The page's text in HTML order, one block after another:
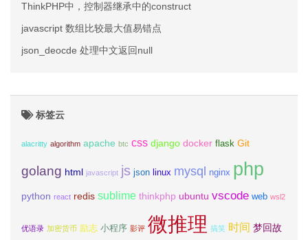
ThinkPHP中，控制器继承中的construct
javascript 数组比较最大值易错点
json_deocde 处理中文返回null
标签云
alacritty algorithm apache btc css django docker flask Git
golang html javascript js json linux mysql nginx php
python react redis sublime thinkphp ubuntu vscode web wsl2
优语录 加密货币 励志 小程序 影评 微推理 搞笑 时间 梦回故